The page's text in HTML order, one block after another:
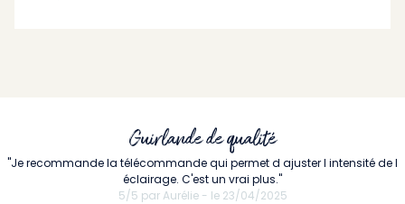
Guirlande de qualité
"Je recommande la télécommande qui permet d ajuster l intensité de l
éclairage. C'est un vrai plus."
5/5 par Aurélie - le 23/04/2025